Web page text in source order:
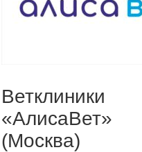
Ветклиники
«АлисаВет»
(Москва)